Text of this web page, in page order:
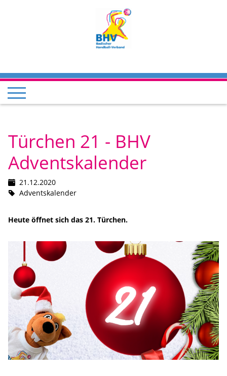
Türchen 21 - BHV
Adventskalender
21.12.2020
Adventskalender
Heute öffnet sich das 21. Türchen.